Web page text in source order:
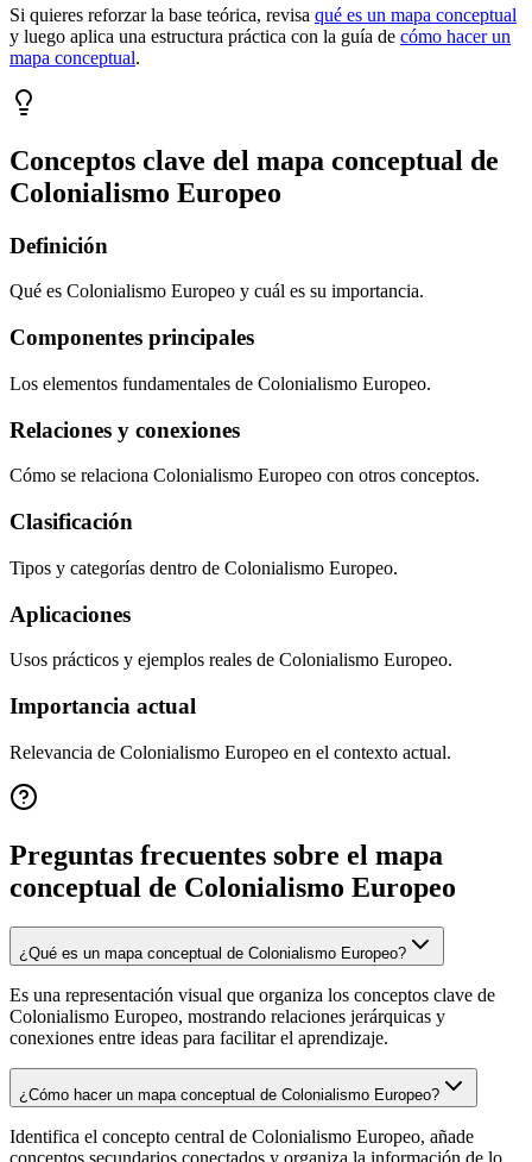
Si quieres reforzar la base teórica, revisa qué es un mapa conceptual
y luego aplica una estructura práctica con la guía de cómo hacer un
mapa conceptual.
Conceptos clave del mapa conceptual de
Colonialismo Europeo
Definición
Qué es Colonialismo Europeo y cuál es su importancia.
Componentes principales
Los elementos fundamentales de Colonialismo Europeo.
Relaciones y conexiones
Cómo se relaciona Colonialismo Europeo con otros conceptos.
Clasificación
Tipos y categorías dentro de Colonialismo Europeo.
Aplicaciones
Usos prácticos y ejemplos reales de Colonialismo Europeo.
Importancia actual
Relevancia de Colonialismo Europeo en el contexto actual.
Preguntas frecuentes sobre el mapa
conceptual de Colonialismo Europeo
¿Qué es un mapa conceptual de Colonialismo Europeo?
Es una representación visual que organiza los conceptos clave de
Colonialismo Europeo, mostrando relaciones jerárquicas y
conexiones entre ideas para facilitar el aprendizaje.
¿Cómo hacer un mapa conceptual de Colonialismo Europeo?
Identifica el concepto central de Colonialismo Europeo, añade